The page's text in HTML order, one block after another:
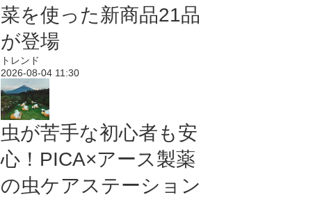
菜を使った新商品21品
が登場
トレンド
2026-08-04 11:30
虫が苦手な初心者も安
心！PICA×アース製薬
の虫ケアステーション